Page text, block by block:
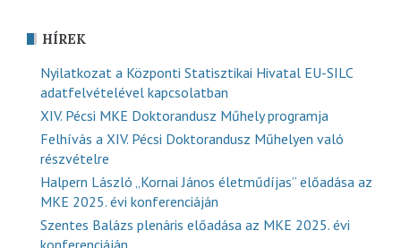
HÍREK
Nyilatkozat a Központi Statisztikai Hivatal EU-SILC
adatfelvételével kapcsolatban
XIV. Pécsi MKE Doktorandusz Műhely programja
Felhívás a XIV. Pécsi Doktorandusz Műhelyen való
részvételre
Halpern László „Kornai János életműdíjas” előadása az
MKE 2025. évi konferenciáján
Szentes Balázs plenáris előadása az MKE 2025. évi
konferenciáján